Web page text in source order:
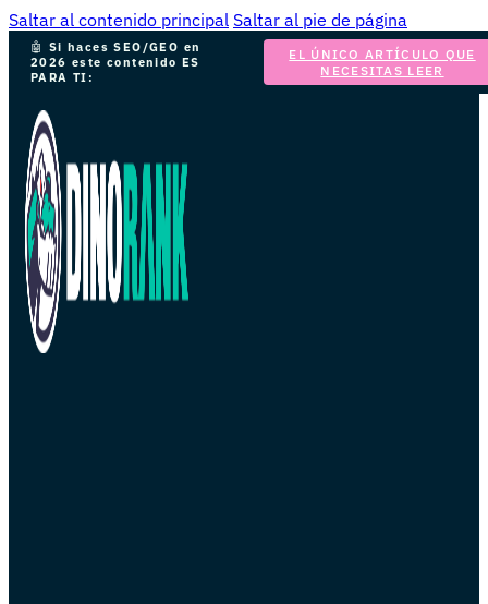
Saltar al contenido principal Saltar al pie de página
🤖 Si haces SEO/GEO en
2026 este contenido ES
PARA TI:
EL ÚNICO ARTÍCULO QUE
NECESITAS LEER